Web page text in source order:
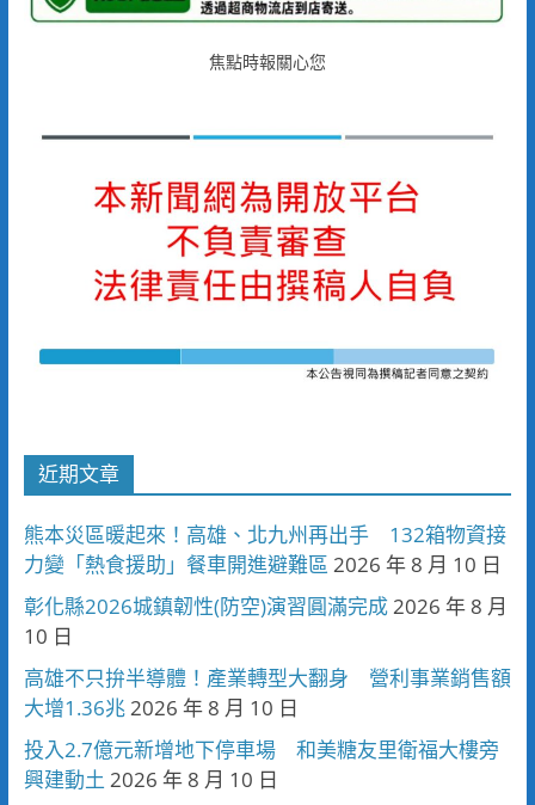
焦點時報關心您
近期文章
熊本災區暖起來！高雄、北九州再出手 132箱物資接
力變「熱食援助」餐車開進避難區 2026 年 8 月 10 日
彰化縣2026城鎮韌性(防空)演習圓滿完成2026 年 8 月
10 日
高雄不只拚半導體！產業轉型大翻身 營利事業銷售額
大增1.36兆2026 年 8 月 10 日
投入2.7億元新增地下停車場 和美糖友里衛福大樓旁
興建動土 2026 年 8 月 10 日